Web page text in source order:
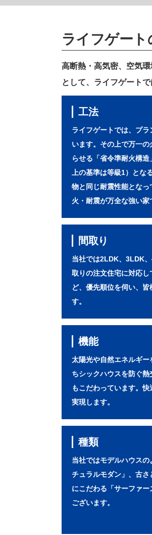
ライフゲート
高断熱・高気密、空気
として、ライフゲート
工法
ライフゲートでは、プ
います。その上で万一
らせる「省令準耐火構
上の基準は等級1）と
物と同じ耐震性能とな
火・耐震が万全な強い家
間取り
当社では2LDK、3LDK
取りの注文住宅に対応
ど、優先順位を伺い、
す。
機能
太陽光や自然エネルギ
ちシックハウスを防ぐ
もこだわっています。
実現します。
種類
当社ではモデルハウス
チュラルモダン」、古
にこだわる「サーファ
ございます。